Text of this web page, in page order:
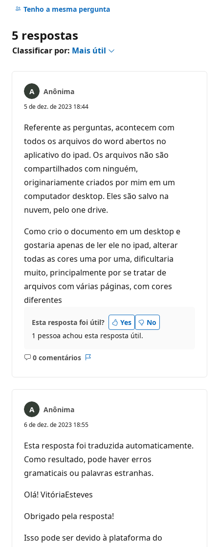
comentários
Tenho a mesma pergunta
5 respostas
Classificar por: Mais útil
Anônima
5 de dez. de 2023 18:44
Referente as perguntas, acontecem com
todos os arquivos do word abertos no
aplicativo do ipad. Os arquivos não são
compartilhados com ninguém,
originariamente criados por mim em um
computador desktop. Eles são salvo na
nuvem, pelo one drive.
Como crio o documento em um desktop e
gostaria apenas de ler ele no ipad, alterar
todas as cores uma por uma, dificultaria
muito, principalmente por se tratar de
arquivos com várias páginas, com cores
diferentes
Esta resposta foi útil? Yes
No
1 pessoa achou esta resposta útil.
0 comentários
Sem
Anônima
6 de dez. de 2023 18:55
Esta resposta foi traduzida automaticamente.
Como resultado, pode haver erros
gramaticais ou palavras estranhas.
Olá! VitóriaEsteves
Obrigado pela resposta!
Isso pode ser devido à plataforma do